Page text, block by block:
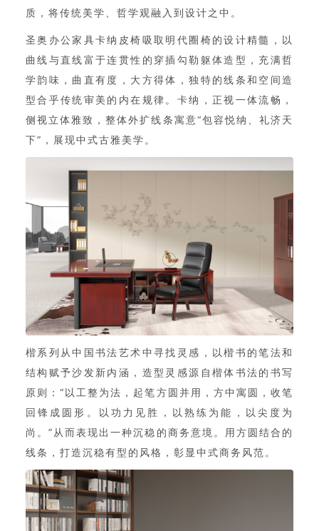
质，将传统美学、哲学观融入到设计之中。
圣奥办公家具卡纳皮椅吸取明代圈椅的设计精髓，以
曲线与直线富于连贯性的穿插勾勒躯体造型，充满哲
学韵味，曲直有度，大方得体，独特的线条和空间造
型合乎传统审美的内在规律。卡纳，正视一体流畅，
侧视立体雅致，整体外扩线条寓意“包容悦纳、礼济天
下”，展现中式古雅美学。
楷系列从中国书法艺术中寻找灵感，以楷书的笔法和
结构赋予沙发新内涵，造型灵感源自楷体书法的书写
原则：“以工整为法，起笔方圆并用，方中寓圆，收笔
回锋成圆形。以功力见胜，以熟练为能，以尖度为
尚。”从而表现出一种沉稳的商务意境。用方圆结合的
线条，打造沉稳有型的风格，彰显中式商务风范。